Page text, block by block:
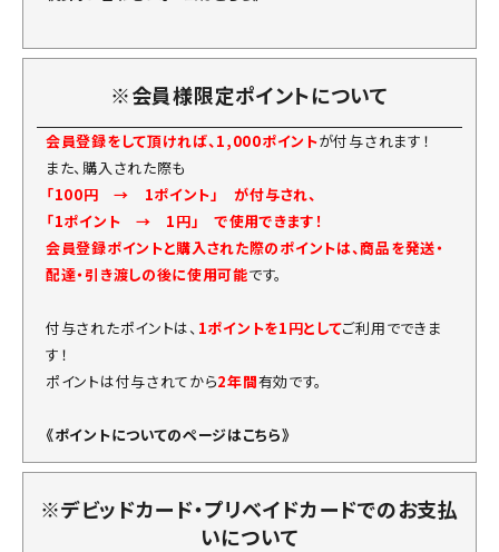
※会員様限定ポイントについて
会員登録をして頂ければ、1,000ポイントが付与されます！
また、購入された際も
「100円 → 1ポイント」 が付与され、
「1ポイント → 1円」 で使用できます！
会員登録ポイントと購入された際のポイントは、商品を発送・
配達・引き渡しの後に使用可能です。
付与されたポイントは、 1ポイントを1円としてご利用でできま
す！
ポイントは付与されてから2年間有効です。
《ポイントについてのページはこちら》
※デビッドカード・プリベイドカードでのお支払
いについて